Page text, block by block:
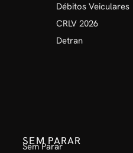
Débitos Veiculares
CRLV 2026
Detran
SEM PARAR
Sem Parar